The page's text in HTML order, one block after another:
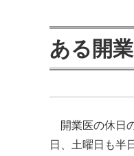
ある開
開業医の休日
日、土曜日も半